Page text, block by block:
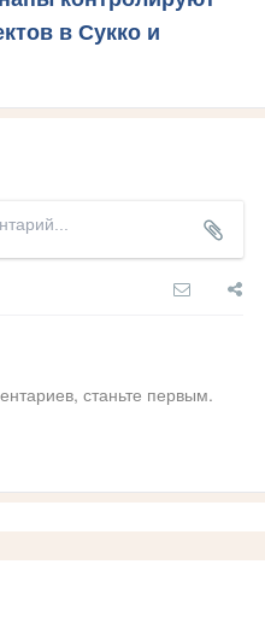
в Сукко и
станьте первым.